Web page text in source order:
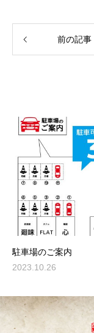
前の記事
駐車場のご案内
2023.10.26